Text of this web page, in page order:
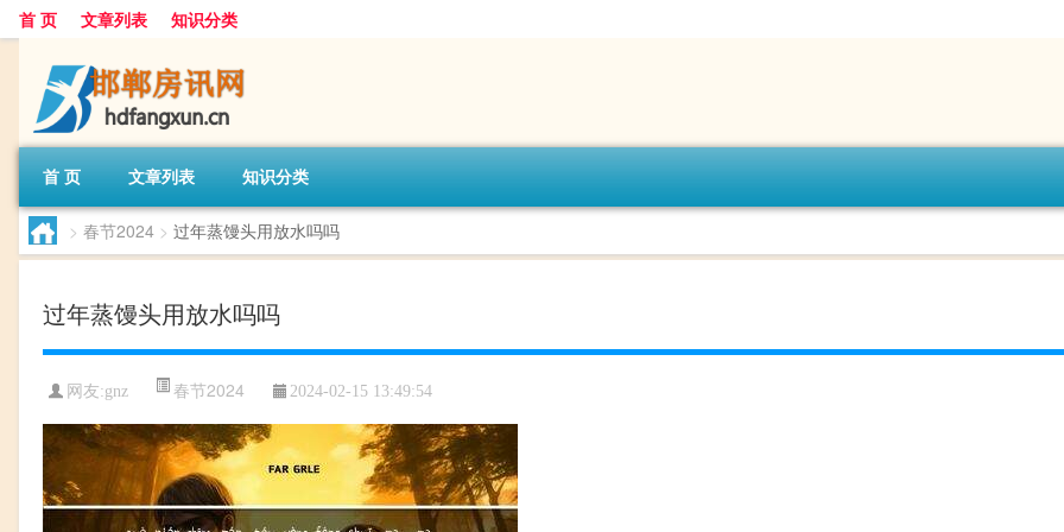
首 页 文章列表 知识分类
首 页 文章列表 知识分类
> 春节2024 > 过年蒸馒头用放水吗吗
过年蒸馒头用放水吗吗
网友:gnz 春节2024 2024-02-15 13:49:54